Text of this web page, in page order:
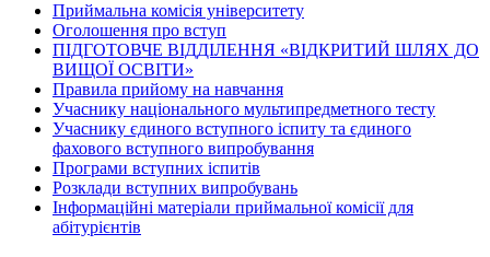
Приймальна комісія університету
Оголошення про вступ
ПІДГОТОВЧЕ ВІДДІЛЕННЯ «ВІДКРИТИЙ ШЛЯХ ДО
ВИЩОЇ ОСВІТИ»
Правила прийому на навчання
Учаснику національного мультипредметного тесту
Учаснику єдиного вступного іспиту та єдиного
фахового вступного випробування
Програми вступних іспитів
Розклади вступних випробувань
Інформаційні матеріали приймальної комісії для
абітурієнтів